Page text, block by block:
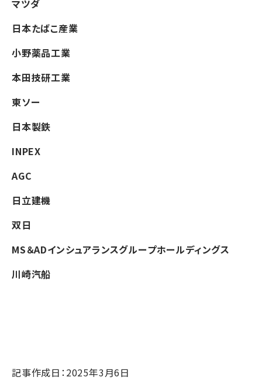
マツダ
日本たばこ産業
小野薬品工業
本田技研工業
東ソー
日本製鉄
INPEX
AGC
日立建機
双日
MS＆ADインシュアランスグループホールディングス
川崎汽船
記事作成日：2025年3月6日